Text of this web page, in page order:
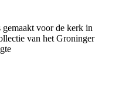
voor de kerk in
van het Groninger